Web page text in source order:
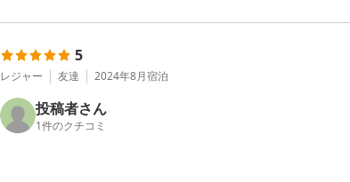
5
レジャー 友達 2024年8月宿泊
投稿者さん
1件のクチコミ